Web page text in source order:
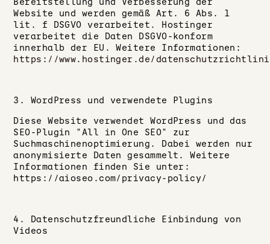
Website und werden gemäß Art. 6 Abs. 1
lit. f DSGVO verarbeitet. Hostinger
verarbeitet die Daten DSGVO-konform
innerhalb der EU. Weitere Informationen:
https://www.hostinger.de/
3. WordPress und verwendete Plugins
Diese Website verwendet WordPress und das
SEO-Plugin "All in One SEO" zur
Suchmaschinenoptimierung. Dabei werden nur
anonymisierte Daten gesammelt. Weitere
Informationen finden Sie unter:
https://aioseo.com/privacy-policy/
4. Datenschutzfreundliche Einbindung von
Videos